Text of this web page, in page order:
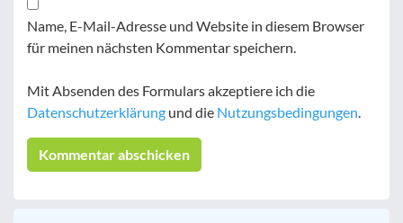
Name, E-Mail-Adresse und Website in diesem Browser
für meinen nächsten Kommentar speichern.
Mit Absenden des Formulars akzeptiere ich die
Datenschutzerklärung und die Nutzungsbedingungen